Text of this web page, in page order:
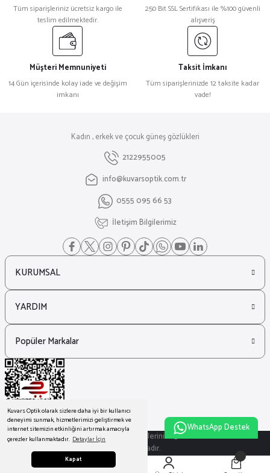
Kuvars Optik olarak sizlere daha iyi bir kullanıcı
deneyimi sunmak, hizmetlerimizi geliştirmek ve
internet sitemizin etkinliğini artırmak amacıyla
çerezler kullanmaktadır. Detaylar İçin
Kapat
Tüm siparişleriniz ücretsiz kargo ile
teslim edilmektedir.
250 Bit SSL Sertifikası ile %100 güvenli
alışveriş
Müşteri Memnuniyeti
14 Gün içerisinde kolay iade ve değişim
imkanı
Taksit İmkanı
Tüm siparişlerinizde 12 taksite kadar
vade!
Kadın , erkek ve çocuk güneş gözlükleri
2122955005
info@kuvarsoptik.com.tr
0555 095 66 53
İletişim Bilgilerimiz
KURUMSAL
YARDIM
Popüler Markalar
© Tüm Hakları Saklıdır. Kredi kartı bilgileriniz 256bit SSL sertifikası ile
korunmaktadır.
WhatsApp Destek
ile